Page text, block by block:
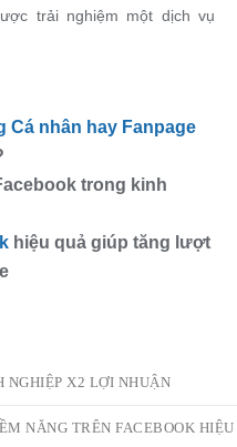
trải nghiệm một dịch vụ
Cá nhân hay Fanpage
trong kinh
hiệu quả giúp tăng lượt
NGHIỆP X2 LỢI NHUẬN
NĂNG TRÊN FACEBOOK HIỆU